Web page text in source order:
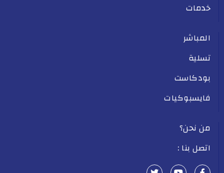
خدمات
المباشر
تسلية
بودكاست
فايسبوكيات
من نحن؟
اتصل بنا :